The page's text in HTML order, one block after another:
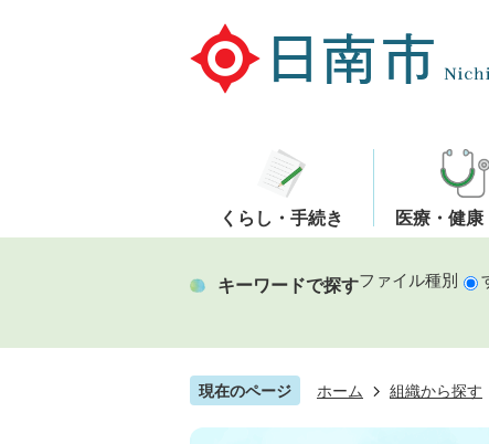
くらし・手続き 医療・健康
キーワードで探すファイル種別
現在のページ ホーム 組織から探す